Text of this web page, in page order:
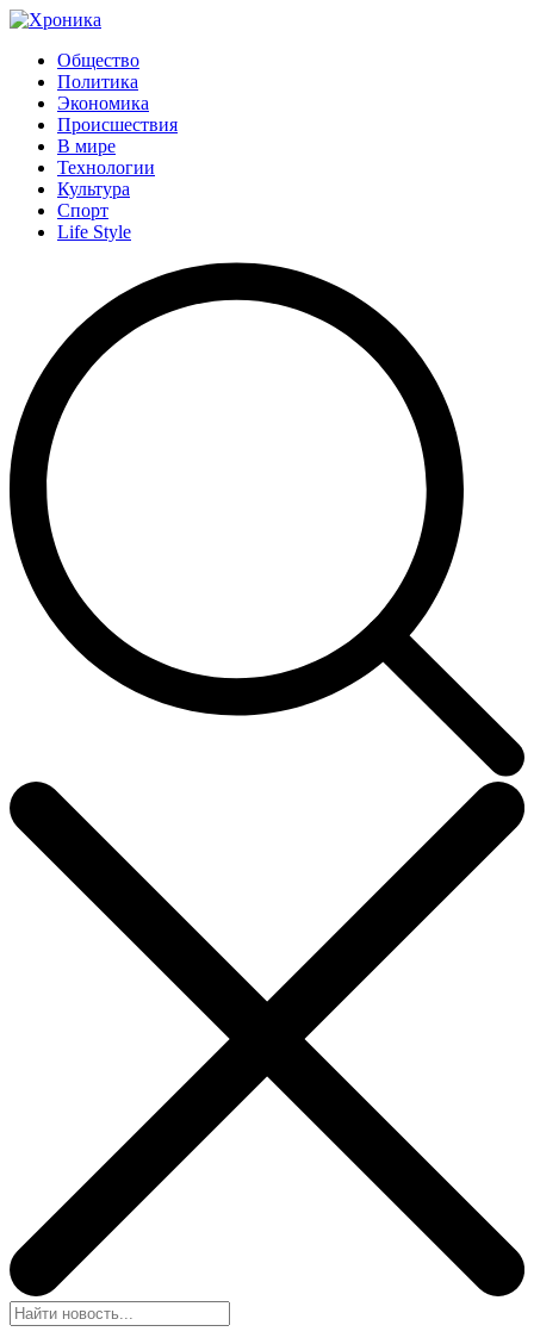
Общество
Политика
Экономика
Происшествия
В мире
Технологии
Культура
Спорт
Life Style